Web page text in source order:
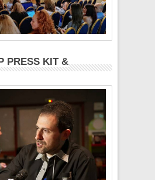
PRESS KIT &